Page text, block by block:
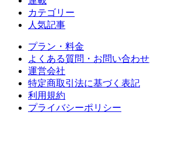
カテゴリー
人気記事
プラン・料金
よくある質問・お問い合わせ
運営会社
特定商取引法に基づく表記
利用規約
プライバシーポリシー